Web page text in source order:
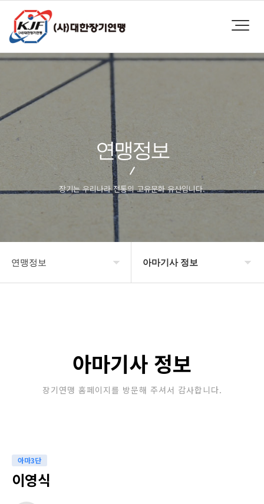
연맹정보
장기는 우리나라 전통의 고유문화 유산입니다.
연맹정보 아마기사 정보
자료실
아마기사 정보
장기연맹 홈페이지를 방문해 주셔서 감사합니다.
아마3단
이영식